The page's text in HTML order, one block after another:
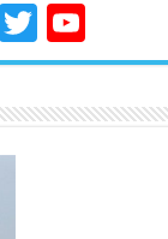
Pinterest
Twitter